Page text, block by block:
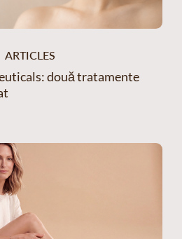
ARTICLES
două tratamente